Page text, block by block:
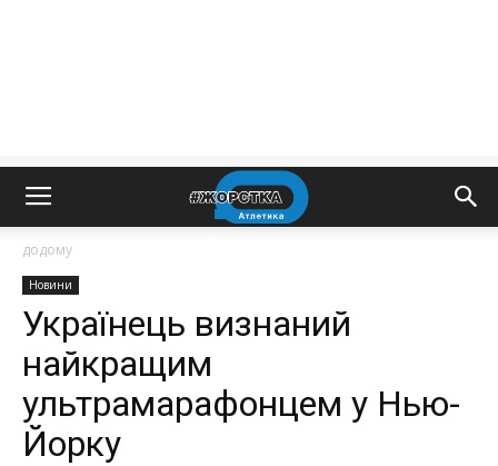
додому
Новини
Українець визнаний
найкращим
ультрамарафонцем у Нью-
Йорку